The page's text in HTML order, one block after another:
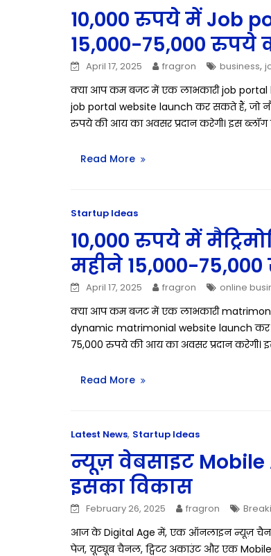
10,000 रुपये में Job
15,000-75,000 रुपये
April 17, 2025 fragron business,
क्या आप कम बजट में एक लाभकारी job
job portal website launch कर सकते हैं, जो
रुपये की आय का अवसर प्रदान करेगी। इस
Read More
Startup Ideas
10,000 रुपये में
महीने 15,000-
April 17, 2025 fragron online
क्या आप कम बजट में एक लाभकारी
dynamic matrimonial website launch कर
75,000 रुपये की आय का अवसर प्रदान
Read More
Latest News, Startup Ideas
न्यूज़ वेबसाइट
इसका विकास
February 26, 2025 fragron
आज के Digital Age में, एक ऑनलाइन न्यूज़ चैनल
पेज, यूट्यूब चैनल, ट्विटर अकाउंट और एक